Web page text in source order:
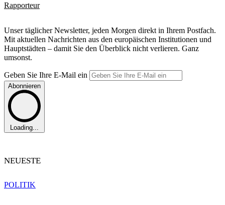
Rapporteur
Unser täglicher Newsletter, jeden Morgen direkt in Ihrem Postfach.
Mit aktuellen Nachrichten aus den europäischen Institutionen und
Hauptstädten – damit Sie den Überblick nicht verlieren. Ganz
umsonst.
Geben Sie Ihre E-Mail ein
Abonnieren
Loading...
NEUESTE
POLITIK